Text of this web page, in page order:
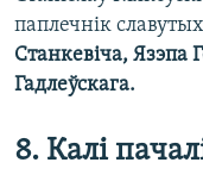
паплечнік
Станкевіча, Язэпа
Гадлеўскага.
8. Калі